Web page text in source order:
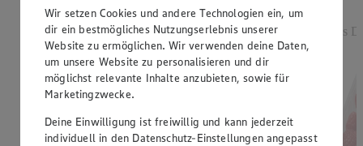
Rabattierter Preis von 2.49€ (Insgesamt -17%
Rabatt)
versch. Kocheigenschaften, aus Norddeutschland, 2
kg, (1 kg = 1,25)
aus
Wir setzen Cookies und andere Technologien ein, um
dir ein bestmögliches Nutzungserlebnis unserer
Website zu ermöglichen. Wir verwenden deine Daten,
um unsere Website zu personalisieren und dir
möglichst relevante Inhalte anzubieten, sowie für
Marketingzwecke.
Deine Einwilligung ist freiwillig und kann jederzeit
individuell in den Datenschutz-Einstellungen angepasst